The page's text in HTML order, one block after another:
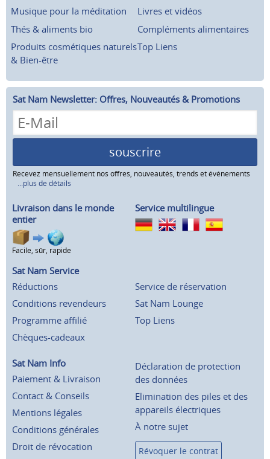
Musique pour la méditation
Livres et vidéos
Thés & aliments bio
Compléments alimentaires
Produits cosmétiques naturels
& Bien-être
Top Liens
Sat Nam Newsletter: Offres, Nouveautés & Promotions
souscrire
Recevez mensuellement nos offres, nouveautés, trends et événements
...plus de détails
Livraison dans le monde
entier
Facile, sûr, rapide
Service multilingue
Sat Nam Service
Réductions
Conditions revendeurs
Programme affilié
Chèques-cadeaux
Service de réservation
Sat Nam Lounge
Top Liens
Sat Nam Info
Paiement & Livraison
Contact & Conseils
Mentions légales
Conditions générales
Droit de révocation
Déclaration de protection
des données
Elimination des piles et des
appareils électriques
À notre sujet
Révoquer le contrat